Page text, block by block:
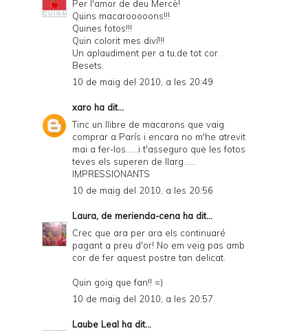
Per l'amor de deu Mercè!
Quins macarooooons!!!
Quines fotos!!!
Quin colorit mes diví!!!
Un aplaudiment per a tu,de tot cor.
Besets.
10 de maig del 2010, a les 20:49
xaro ha dit...
Tinc un llibre de macarons que vaig
comprar a París i encara no m'he atrevit
mai a fer-los......i t'asseguro que les fotos
teves els superen de llarg......
IMPRESSIONANTS
10 de maig del 2010, a les 20:56
Laura, de merienda-cena ha dit...
Crec que ara per ara els continuaré
pagant a preu d'or! No em veig pas amb
cor de fer aquest postre tan delicat.
Quin goig que fan!! =)
10 de maig del 2010, a les 20:57
Laube Leal ha dit...